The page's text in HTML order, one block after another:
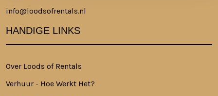
info@loodsofrentals.nl
HANDIGE LINKS
Over Loods of Rentals
Verhuur - Hoe Werkt Het?